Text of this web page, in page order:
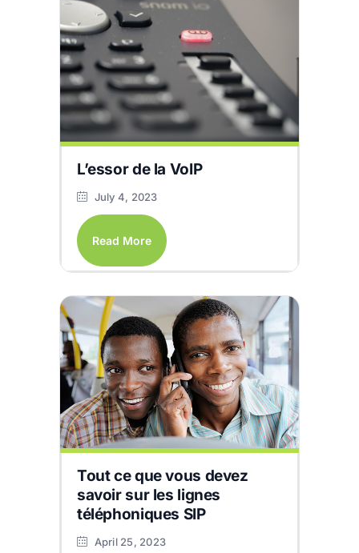
L’essor de la VoIP
July 4, 2023
Read More
Tout ce que vous devez
savoir sur les lignes
téléphoniques SIP
April 25, 2023